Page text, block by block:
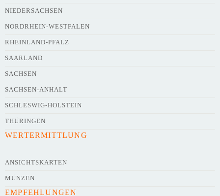
Kurze Beschreibung des Flohmarkts
Kontaktdaten des Veranstalters
NIEDERSACHSEN
NORDRHEIN-WESTFALEN
RHEINLAND-PFALZ
SAARLAND
SACHSEN
SACHSEN-ANHALT
SCHLESWIG-HOLSTEIN
THÜRINGEN
WERTERMITTLUNG
ANSICHTSKARTEN
MÜNZEN
EMPFEHLUNGEN